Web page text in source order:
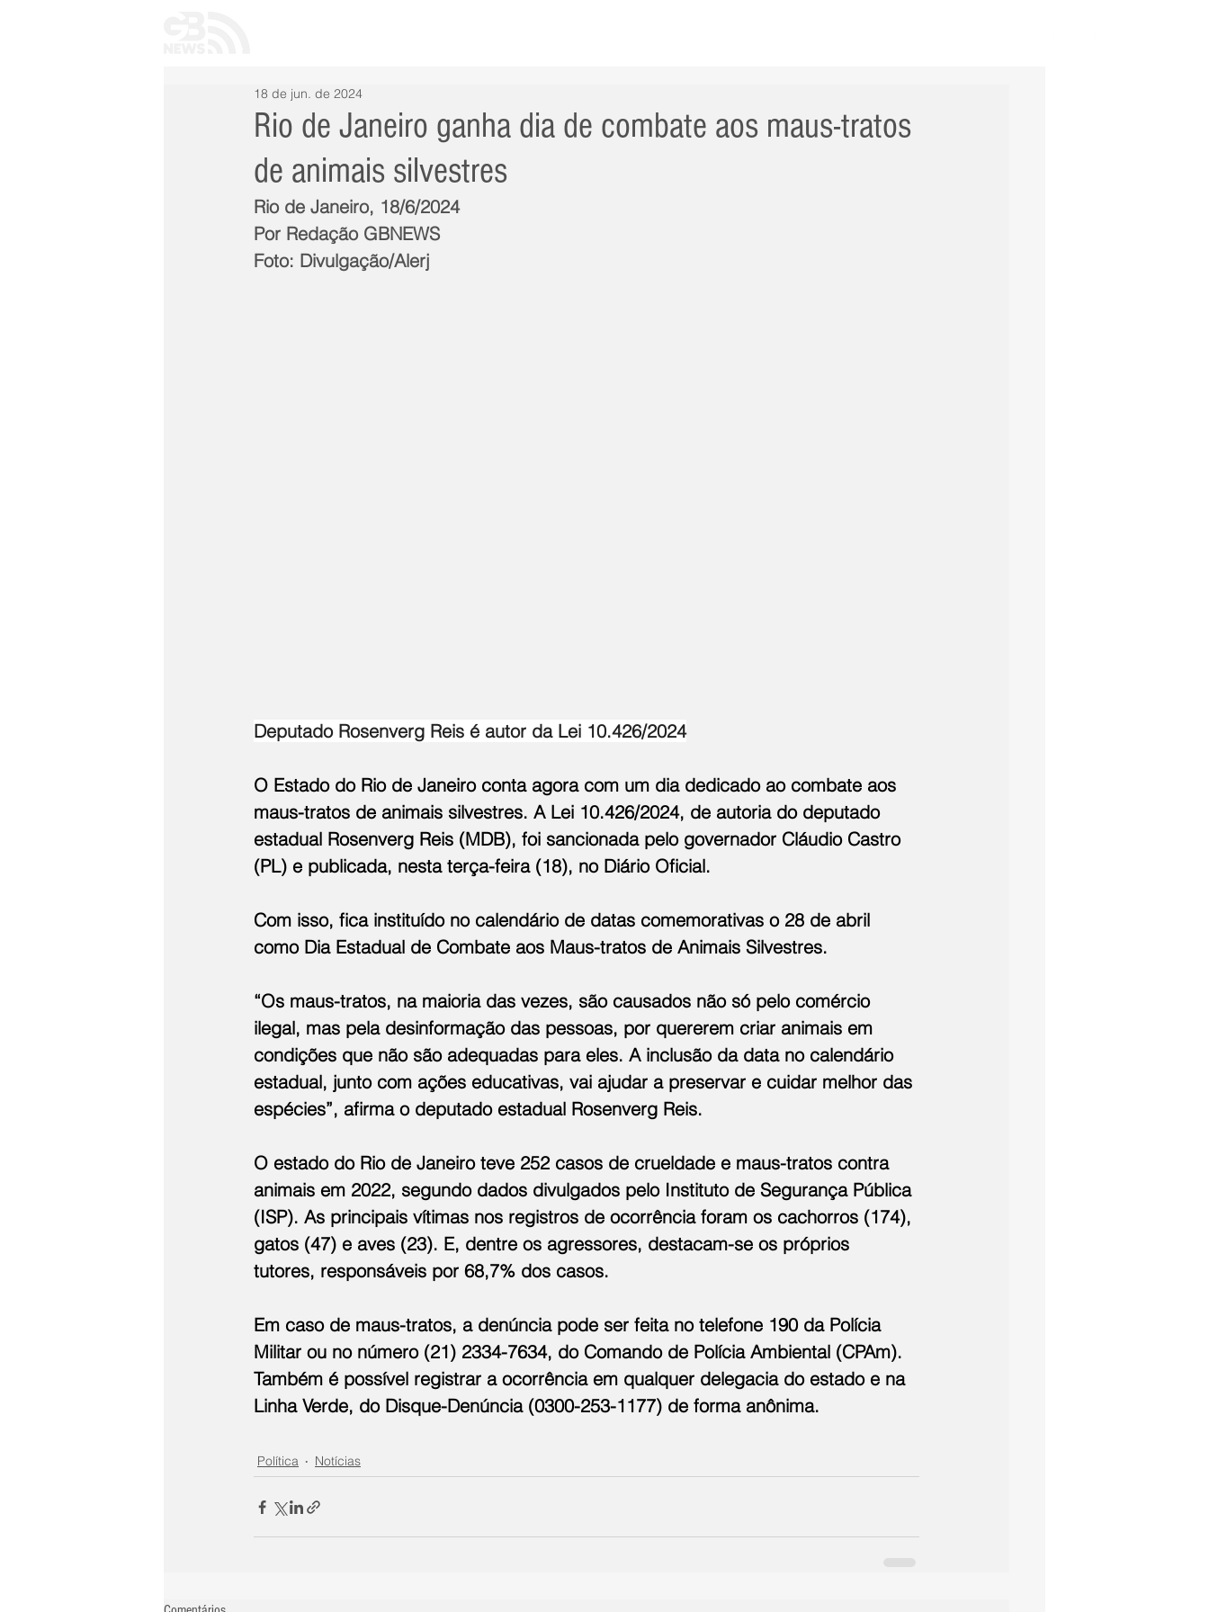
Rio de Janeiro ganha dia de combate aos maus-tratos
de animais silvestres
18 de jun. de 2024
Rio de Janeiro, 18/6/2024
Por Redação GBNEWS
Foto: Divulgação/Alerj
Deputado Rosenverg Reis é autor da Lei 10.426/2024
O Estado do Rio de Janeiro conta agora com um dia dedicado ao combate aos
maus-tratos de animais silvestres. A Lei 10.426/2024, de autoria do deputado
estadual Rosenverg Reis (MDB), foi sancionada pelo governador Cláudio Castro
(PL) e publicada, nesta terça-feira (18), no Diário Oficial.
Com isso, fica instituído no calendário de datas comemorativas o 28 de abril
como Dia Estadual de Combate aos Maus-tratos de Animais Silvestres.
“Os maus-tratos, na maioria das vezes, são causados não só pelo comércio
ilegal, mas pela desinformação das pessoas, por quererem criar animais em
condições que não são adequadas para eles. A inclusão da data no calendário
estadual, junto com ações educativas, vai ajudar a preservar e cuidar melhor das
espécies”, afirma o deputado estadual Rosenverg Reis.
O estado do Rio de Janeiro teve 252 casos de crueldade e maus-tratos contra
animais em 2022, segundo dados divulgados pelo Instituto de Segurança Pública
(ISP). As principais vítimas nos registros de ocorrência foram os cachorros (174),
gatos (47) e aves (23). E, dentre os agressores, destacam-se os próprios
tutores, responsáveis por 68,7% dos casos.
Em caso de maus-tratos, a denúncia pode ser feita no telefone 190 da Polícia
Militar ou no número (21) 2334-7634, do Comando de Polícia Ambiental (CPAm).
Também é possível registrar a ocorrência em qualquer delegacia do estado e na
Linha Verde, do Disque-Denúncia (0300-253-1177) de forma anônima.
Política Notícias